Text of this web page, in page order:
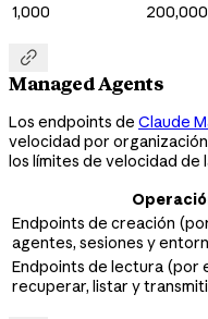
1,000
200,000

Managed Agents
Los endpoints de Claude
velocidad por
los límites de velocidad de
Endpoints de creación
agentes, sesiones y
Endpoints de lectura (por
recuperar, listar y